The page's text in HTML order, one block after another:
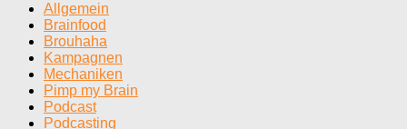
Allgemein
Brainfood
Brouhaha
Kampagnen
Mechaniken
Pimp my Brain
Podcast
Podcasting